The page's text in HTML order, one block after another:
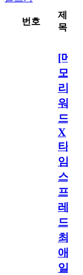
번호
제
목
[메
모
리
워
드
X
타
임
스
프
레
드]
최
애
일